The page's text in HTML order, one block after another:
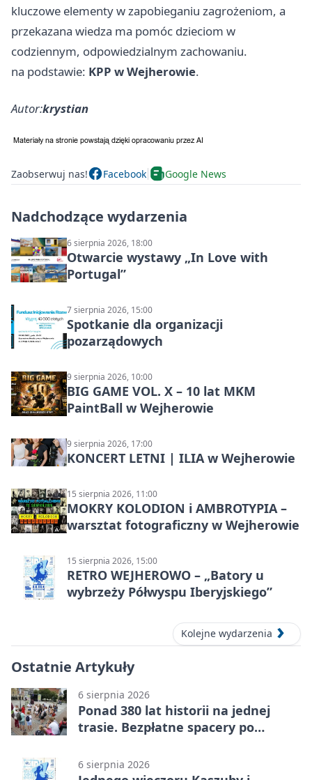
kluczowe elementy w zapobieganiu zagrożeniom, a
przekazana wiedza ma pomóc dzieciom w
codziennym, odpowiedzialnym zachowaniu.
na podstawie: KPP w Wejherowie.
Autor:krystian
Zaobserwuj nas! Facebook Google News
Nadchodzące wydarzenia
6 sierpnia 2026, 18:00
Otwarcie wystawy „In Love with
Portugal”
7 sierpnia 2026, 15:00
Spotkanie dla organizacji
pozarządowych
9 sierpnia 2026, 10:00
BIG GAME VOL. X – 10 lat MKM
PaintBall w Wejherowie
9 sierpnia 2026, 17:00
KONCERT LETNI | ILIA w Wejherowie
15 sierpnia 2026, 11:00
MOKRY KOLODION i AMBROTYPIA –
warsztat fotograficzny w Wejherowie
15 sierpnia 2026, 15:00
RETRO WEJHEROWO – „Batory u
wybrzeży Półwyspu Iberyjskiego”
Kolejne wydarzenia
Ostatnie Artykuły
6 sierpnia 2026
Ponad 380 lat historii na jednej
trasie. Bezpłatne spacery po
6 sierpnia 2026